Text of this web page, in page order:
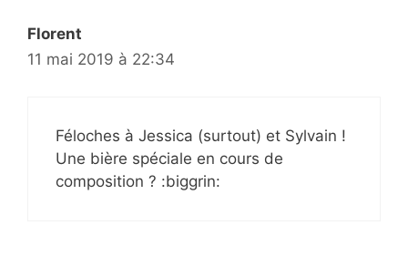
Florent
11 mai 2019 à 22:34
Féloches à Jessica (surtout) et Sylvain !
Une bière spéciale en cours de
composition ? :biggrin: